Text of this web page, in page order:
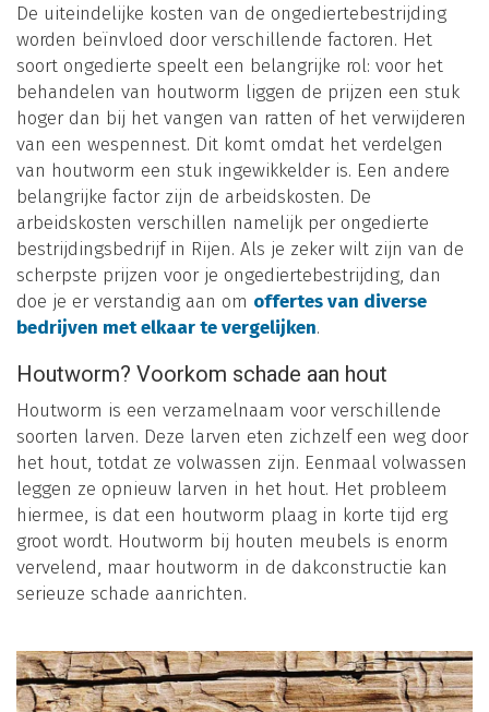
De uiteindelijke kosten van de ongediertebestrijding
worden beïnvloed door verschillende factoren. Het
soort ongedierte speelt een belangrijke rol: voor het
behandelen van houtworm liggen de prijzen een stuk
hoger dan bij het vangen van ratten of het verwijderen
van een wespennest. Dit komt omdat het verdelgen
van houtworm een stuk ingewikkelder is. Een andere
belangrijke factor zijn de arbeidskosten. De
arbeidskosten verschillen namelijk per ongedierte
bestrijdingsbedrijf in Rijen. Als je zeker wilt zijn van de
scherpste prijzen voor je ongediertebestrijding, dan
doe je er verstandig aan om offertes van diverse
bedrijven met elkaar te vergelijken.
Houtworm? Voorkom schade aan hout
Houtworm is een verzamelnaam voor verschillende
soorten larven. Deze larven eten zichzelf een weg door
het hout, totdat ze volwassen zijn. Eenmaal volwassen
leggen ze opnieuw larven in het hout. Het probleem
hiermee, is dat een houtworm plaag in korte tijd erg
groot wordt. Houtworm bij houten meubels is enorm
vervelend, maar houtworm in de dakconstructie kan
serieuze schade aanrichten.